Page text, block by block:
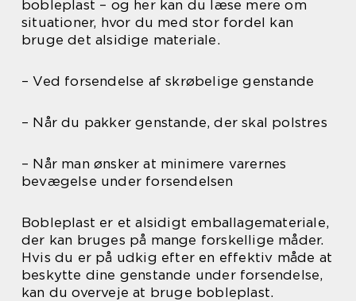
bobleplast – og her kan du læse mere om
situationer, hvor du med stor fordel kan
bruge det alsidige materiale.
– Ved forsendelse af skrøbelige genstande
– Når du pakker genstande, der skal polstres
– Når man ønsker at minimere varernes
bevægelse under forsendelsen
Bobleplast er et alsidigt emballagemateriale,
der kan bruges på mange forskellige måder.
Hvis du er på udkig efter en effektiv måde at
beskytte dine genstande under forsendelse,
kan du overveje at bruge bobleplast.